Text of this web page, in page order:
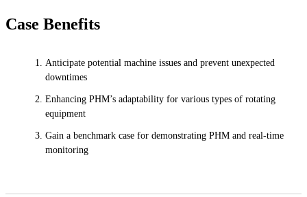
Case Benefits
Anticipate potential machine issues and prevent unexpected
downtimes
Enhancing PHM’s adaptability for various types of rotating
equipment
Gain a benchmark case for demonstrating PHM and real-time
monitoring